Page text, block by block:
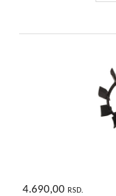
4.690,00 RSD.